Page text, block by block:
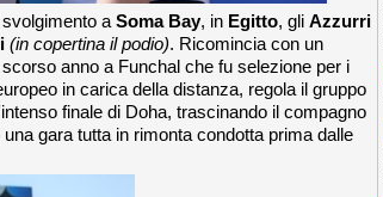
svolgimento a Soma Bay, in Egitto, gli Azzurri
(in copertina il podio). Ricomincia con un
anno a Funchal che fu selezione per i
in carica della distanza, regola il gruppo
finale di Doha, trascinando il compagno
una gara tutta in rimonta condotta prima dalle